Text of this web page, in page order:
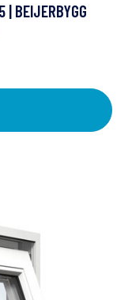
| BEIJERBYGG